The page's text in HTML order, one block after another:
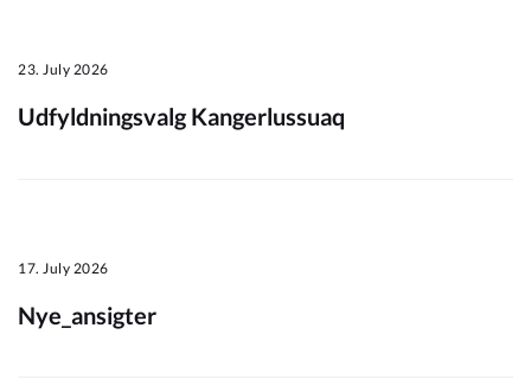
23. July 2026
Udfyldningsvalg Kangerlussuaq
17. July 2026
Nye_ansigter